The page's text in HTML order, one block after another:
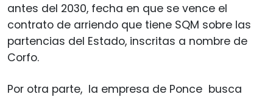
antes del 2030, fecha en que se vence el
contrato de arriendo que tiene SQM sobre las
partencias del Estado, inscritas a nombre de
Corfo.
Por otra parte, la empresa de Ponce busca